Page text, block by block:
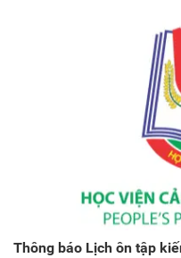
Thông báo Lịch ôn tập